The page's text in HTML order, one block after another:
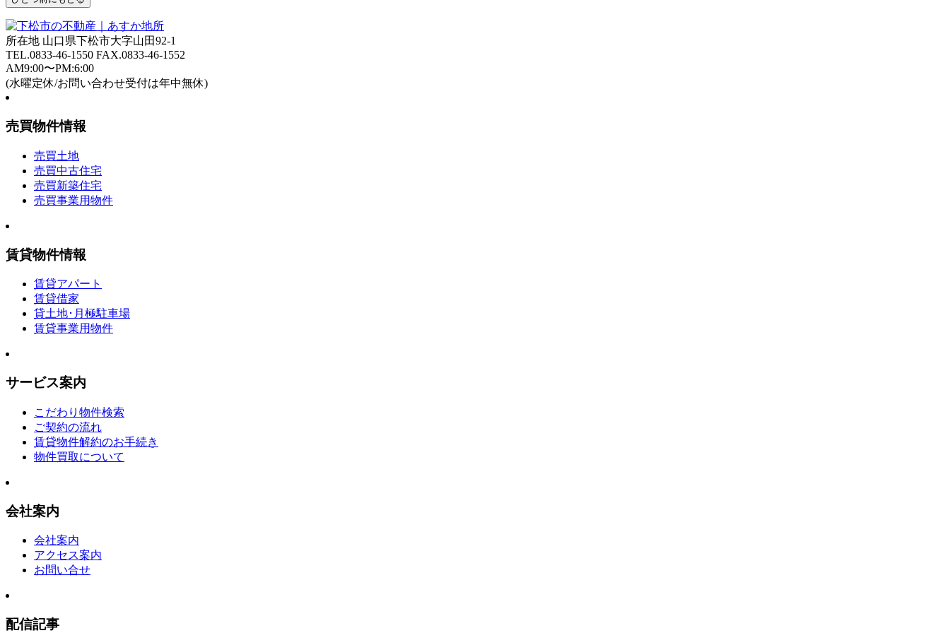
所在地 山口県下松市大字山田92-1
TEL.0833-46-1550 FAX.0833-46-1552
AM9:00〜PM:6:00
(水曜定休/お問い合わせ受付は年中無休)
売買物件情報
売買土地
売買中古住宅
売買新築住宅
売買事業用物件
賃貸物件情報
賃貸アパート
賃貸借家
貸土地･月極駐車場
賃貸事業用物件
サービス案内
こだわり物件検索
ご契約の流れ
賃貸物件解約のお手続き
物件買取について
会社案内
会社案内
アクセス案内
お問い合せ
配信記事